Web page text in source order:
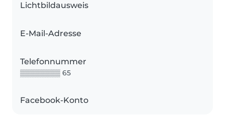
Lichtbildausweis
E-Mail-Adresse
Telefonnummer
▒▒▒▒▒▒▒▒ 65
Facebook-Konto